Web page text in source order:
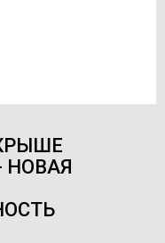
НОВАЯ